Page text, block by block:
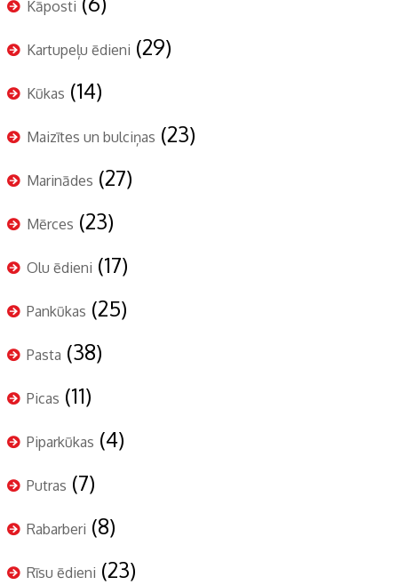
Kāposti
Kartupeļu ēdieni (29)
Kūkas (14)
Maizītes un bulciņas (23)
Marinādes (27)
Mērces (23)
Olu ēdieni (17)
Pankūkas (25)
Pasta (38)
Picas (11)
Piparkūkas (4)
Putras (7)
Rabarberi (8)
Rīsu ēdieni (23)